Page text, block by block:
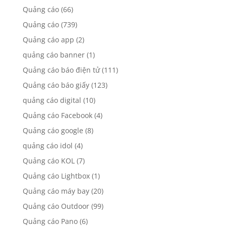
Quảng cáo(66)
Quảng cáo(739)
Quảng cáo app (2)
quảng cáo banner(1)
Quảng cáo báo điện tử(111)
Quảng cáo báo giấy(123)
quảng cáo digital (10)
Quảng cáo Facebook(4)
Quảng cáo google (8)
quảng cáo idol (4)
Quảng cáo KOL(7)
Quảng cáo Lightbox(1)
Quảng cáo máy bay(20)
Quảng cáo Outdoor(99)
Quảng cáo Pano(6)